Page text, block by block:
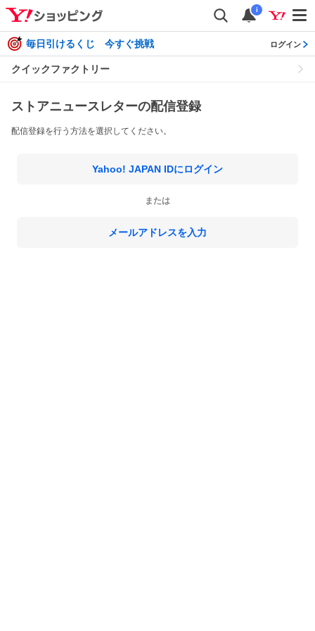
i
毎日引けるくじ 今すぐ挑戦 ログイン
クイックファクトリー
ストアニュースレターの配信登録
配信登録を行う方法を選択してください。
Yahoo! JAPAN IDにログイン
または
メールアドレスを入力